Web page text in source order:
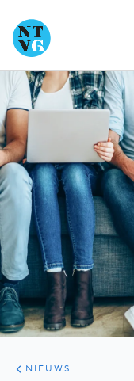
ARTIKELEN
HET
KORT
NIEUWS